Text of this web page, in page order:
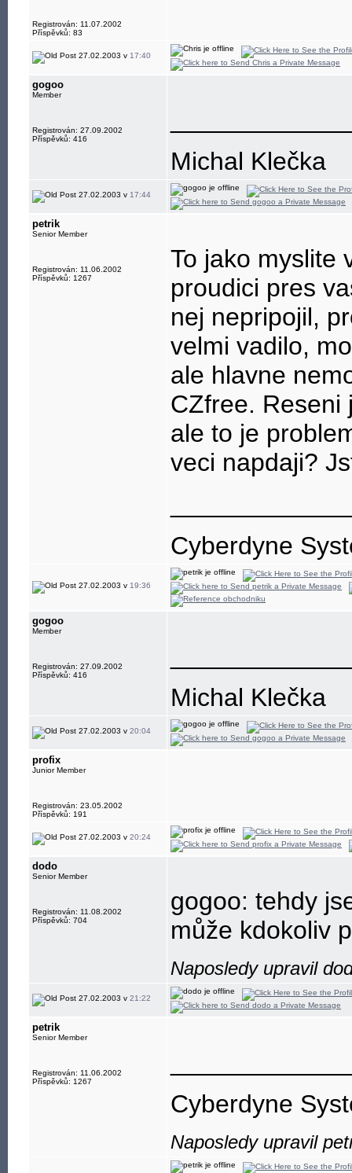
Registrován: 11.07.2002
Příspěvků: 83
27.02.2003 v 17:40
gogoo
Member
Registrován: 27.09.2002
Příspěvků: 416
Michal Klečka
27.02.2003 v 17:44
petrik
Senior Member
Registrován: 11.06.2002
Příspěvků: 1267
To jako myslite
proudici pres
nej nepripojil,
velmi vadilo,
ale hlavne
CZfree. Reseni
ale to je
veci napdaji?
Cyberdyne
27.02.2003 v 19:36
gogoo
Member
Registrován: 27.09.2002
Příspěvků: 416
Michal Klečka
27.02.2003 v 20:04
profix
Junior Member
Registrován: 23.05.2002
Příspěvků: 191
27.02.2003 v 20:24
dodo
Senior Member
Registrován: 11.08.2002
Příspěvků: 704
gogoo: tehdy
může kdokoliv
Naposledy upravil
27.02.2003 v 21:22
petrik
Senior Member
Registrován: 11.06.2002
Příspěvků: 1267
Cyberdyne
Naposledy upravil